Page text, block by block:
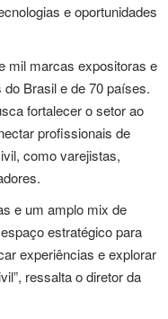
e oportunidades
mil marcas expositoras e
Brasil e de 70 países.
fortalecer o setor ao
profissionais de
como varejistas,
e um amplo mix de
estratégico para
experiências e explorar
ressalta o diretor da